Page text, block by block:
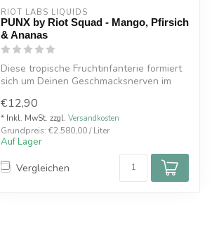
RIOT LABS LIQUIDS
PUNX by Riot Squad - Mango, Pfirsich
& Ananas
Diese tropische Fruchtinfanterie formiert
sich um Deinen Geschmacksnerven im
€12,90
* Inkl. MwSt. zzgl. Versandkosten
Grundpreis: €2.580,00 / Liter
Auf Lager
Vergleichen